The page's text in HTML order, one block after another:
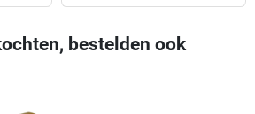
bestelden ook